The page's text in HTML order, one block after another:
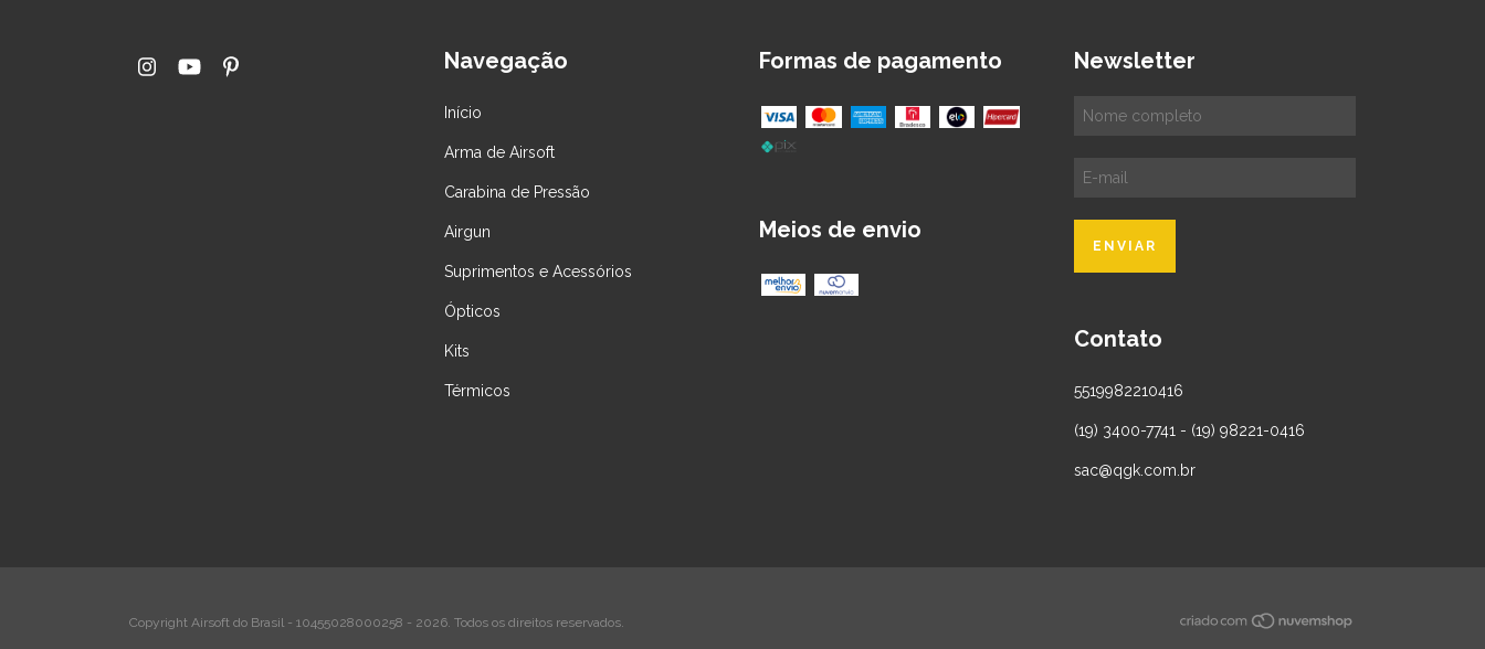
Navegação
Início
Arma de Airsoft
Carabina de Pressão
Airgun
Suprimentos e Acessórios
Ópticos
Kits
Térmicos
Formas de pagamento
Meios de envio
Newsletter
Contato
5519982210416
(19) 3400-7741 - (19) 98221-0416
sac@qgk.com.br
Copyright Airsoft do Brasil - 10455028000258 - 2026. Todos os direitos reservados.